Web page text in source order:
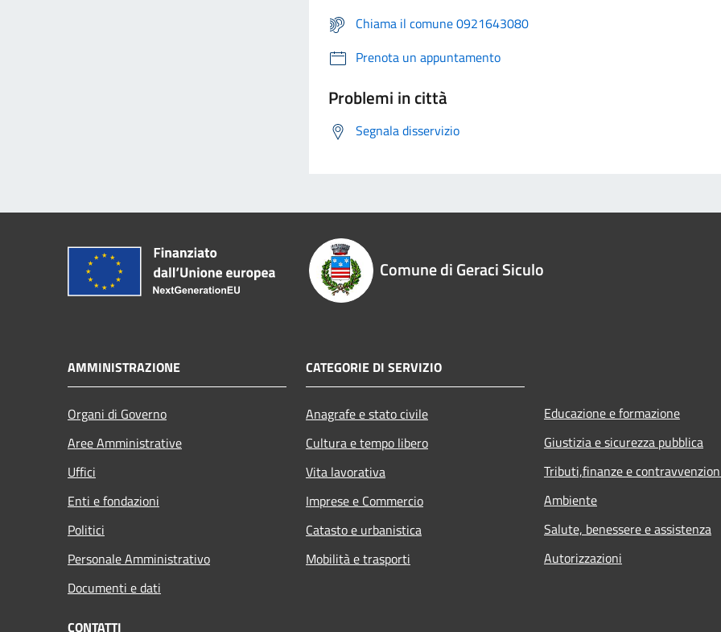
Chiama il comune 0921643080
Prenota un appuntamento
Problemi in città
Segnala disservizio
Comune di Geraci Siculo
AMMINISTRAZIONE
Organi di Governo
Aree Amministrative
Uffici
Enti e fondazioni
Politici
Personale Amministrativo
Documenti e dati
CATEGORIE DI SERVIZIO
Anagrafe e stato civile
Cultura e tempo libero
Vita lavorativa
Imprese e Commercio
Catasto e urbanistica
Mobilità e trasporti
Educazione e formazione
Giustizia e sicurezza pubblica
Tributi,finanze e
Ambiente
Salute, benessere e assistenza
Autorizzazioni
CONTATTI